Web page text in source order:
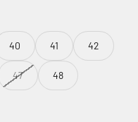
40 41 42
47 48